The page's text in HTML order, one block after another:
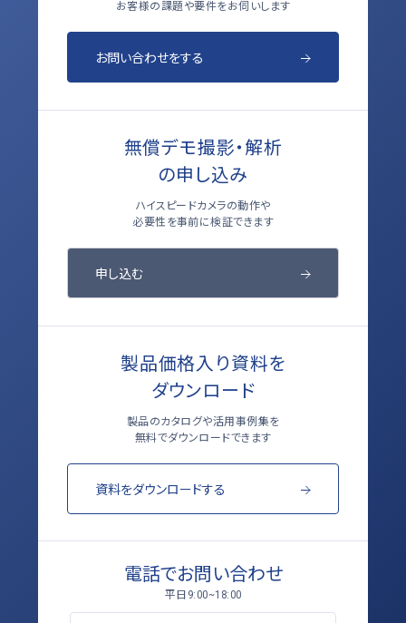
お客様の課題や要件をお伺いします
お問い合わせをする
無償デモ撮影・解析
の申し込み
ハイスピードカメラの動作や
必要性を事前に検証できます
申し込む
製品価格入り資料を
ダウンロード
製品のカタログや活用事例集を
無料でダウンロードできます
資料をダウンロードする
電話でお問い合わせ
平日 9:00~18:00